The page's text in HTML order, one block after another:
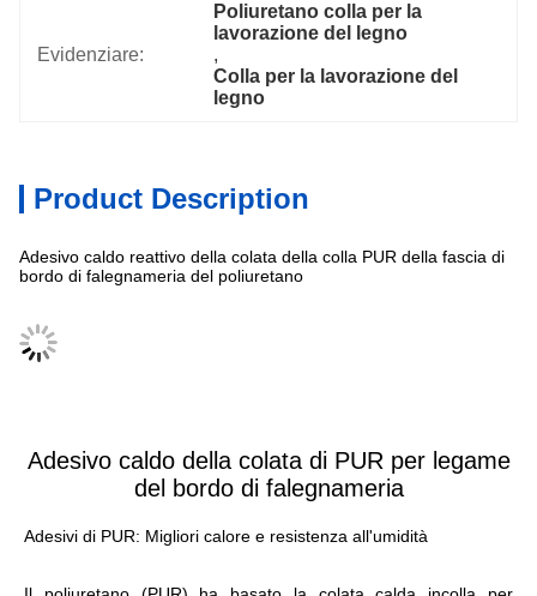
Evidenziare:
Poliuretano colla per la
lavorazione del legno
,
Colla per la lavorazione del
legno
Product Description
Adesivo caldo reattivo della colata della colla PUR della fascia di
bordo di falegnameria del poliuretano
Adesivo caldo della colata di PUR per legame
del bordo di falegnameria
Adesivi di PUR: Migliori calore e resistenza all'umidità